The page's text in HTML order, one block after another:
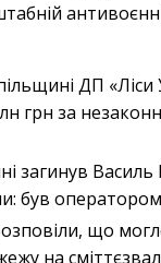
ДП «Ліси
грн за
загинув
був
що
на